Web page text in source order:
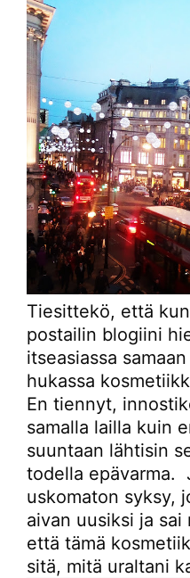
Tiesittekö, että
postailin blogiini
itseasiassa
hukassa
En tiennyt,
samalla lailla kuin
suuntaan lähtisin
todella epävarma.
uskomaton syksy,
aivan uusiksi ja sai
että tämä
sitä, mitä uraltani